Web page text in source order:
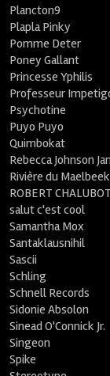
Plancton9
Plapla Pinky
Pomme Deter
Poney Gallant
Princesse Yphilis
Professeur
Psychotine
Puyo Puyo
Quimbokat
Rebecca Johnson
Rivière du Maelbeek
ROBERT CHALUBOT
salut c'est cool
Samantha Mox
Santaklausnihil
Sascii
Schling
Schnell Records
Sidonie Absolon
Sinead O'Connick Jr.
Singeon
Spike